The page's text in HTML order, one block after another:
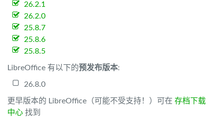
26.2.1
26.2.0
25.8.7
25.8.6
25.8.5
LibreOffice 有以下的预发布版本:
26.8.0
更早版本的 LibreOffice（可能不受支持！）可在 存档下载
中心 找到